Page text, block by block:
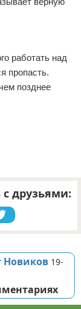
работать над
пропасть.
позднее
с друзьями:
Новиков 19-